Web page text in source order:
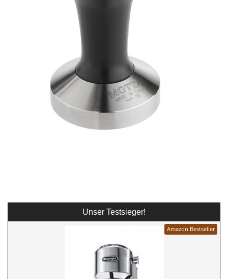
Unser Testsieger!
Amazon Bestseller